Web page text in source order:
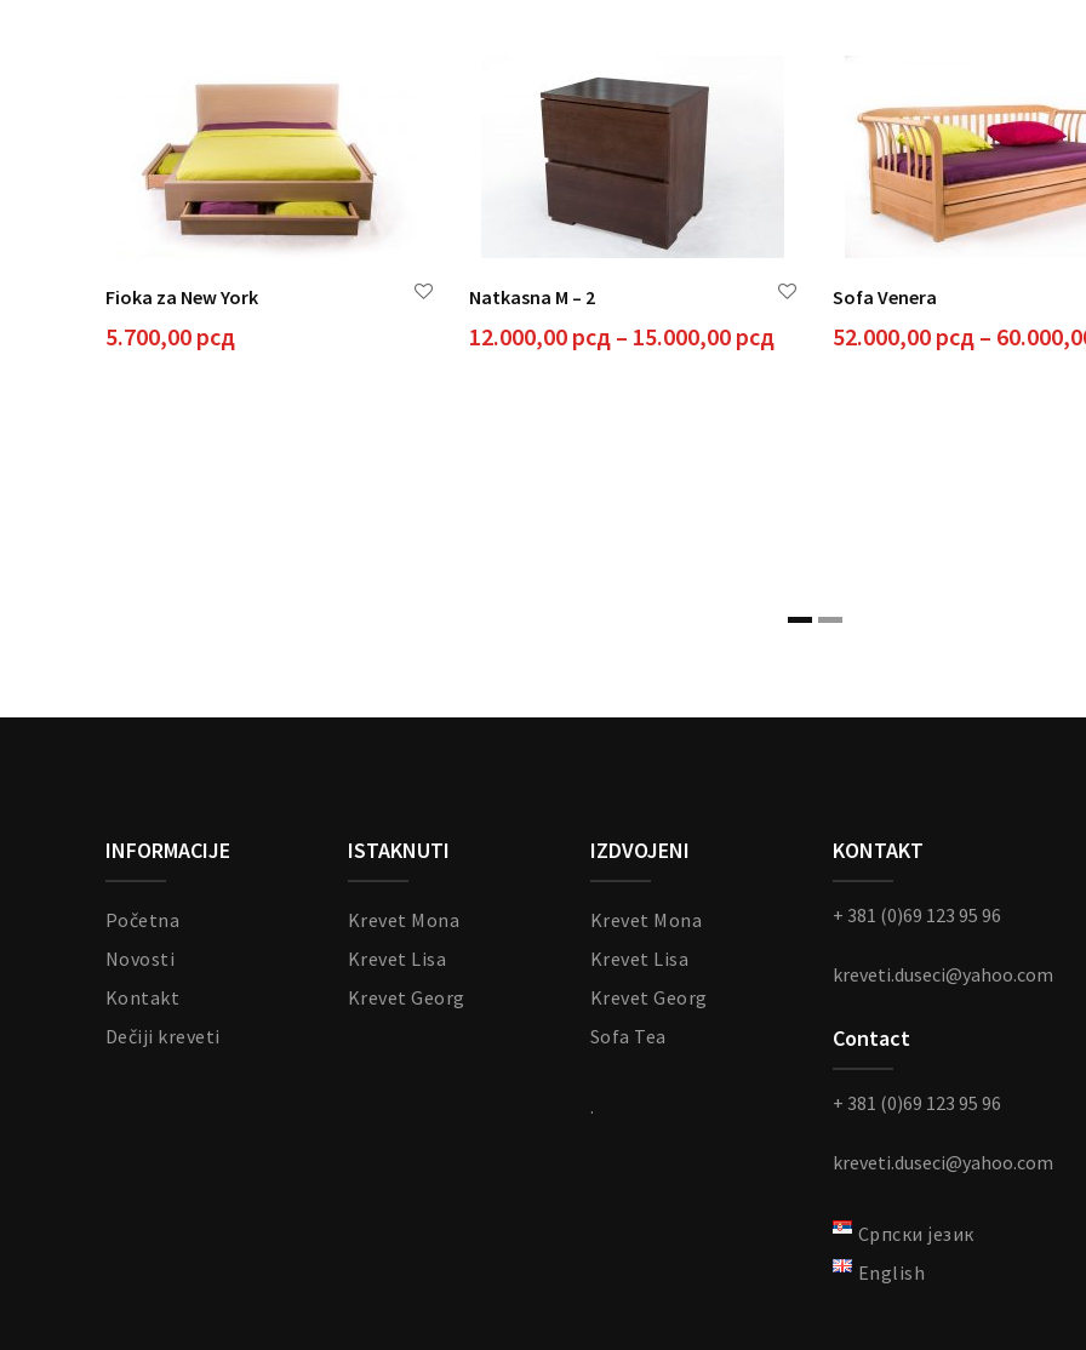
Fioka za New York
5.700,00 рсд
Natkasna M – 2
12.000,00 рсд – 15.000,00 рсдRaspon
Sofa Venera
52.000,00 рсд –
INFORMACIJE
Početna
Novosti
Kontakt
Dečiji kreveti
ISTAKNUTI
Krevet Mona
Krevet Lisa
Krevet Georg
IZDVOJENI
Krevet Mona
Krevet Lisa
Krevet Georg
Sofa Tea
.
KONTAKT
+ 381 (0)69 123 95 96
kreveti.duseci@yahoo.com
Contact
+ 381 (0)69 123 95 96
kreveti.duseci@yahoo.com
Српски језик
English